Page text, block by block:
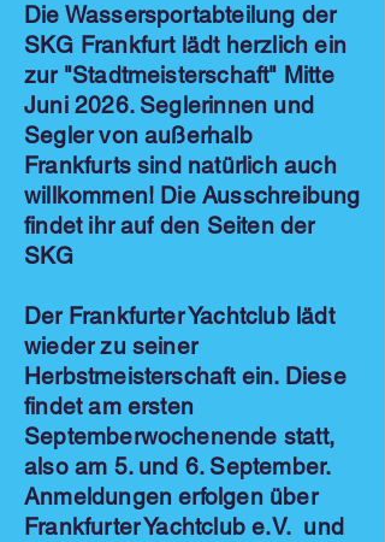
Die Wassersportabteilung der
SKG Frankfurt lädt herzlich ein
zur "Stadtmeisterschaft" Mitte
Juni 2026. Seglerinnen und
Segler von außerhalb
Frankfurts sind natürlich auch
willkommen! Die Ausschreibung
findet ihr auf den Seiten der
SKG
Der Frankfurter Yachtclub lädt
wieder zu seiner
Herbstmeisterschaft ein. Diese
findet am ersten
Septemberwochenende statt,
also am 5. und 6. September.
Anmeldungen erfolgen über
Frankfurter Yachtclub e.V. und